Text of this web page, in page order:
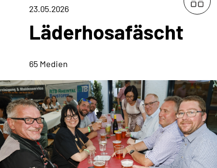
23.05.2026
Läderhosafäscht
65 Medien